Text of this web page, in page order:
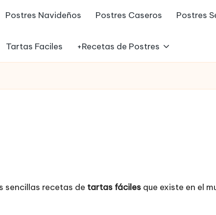
Postres Navideños Postres Caseros Postres
Tartas Faciles +Recetas de Postres
sencillas recetas de tartas fáciles que existe en el